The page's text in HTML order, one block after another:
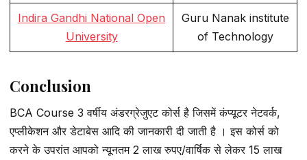
Indira Gandhi National Open
University
Guru Nanak institute
of Technology
Conclusion
BCA Course 3 वर्षीय अंडरग्रेजुएट कोर्स है जिसमें कंप्यूटर नेटवर्क,
एप्लीकेशन और डेटाबेस आदि की जानकारी दी जाती है । इस कोर्स को
करने के उपरांत आपको न्यूनतम 2 लाख रुपए/वार्षिक से लेकर 15 लाख